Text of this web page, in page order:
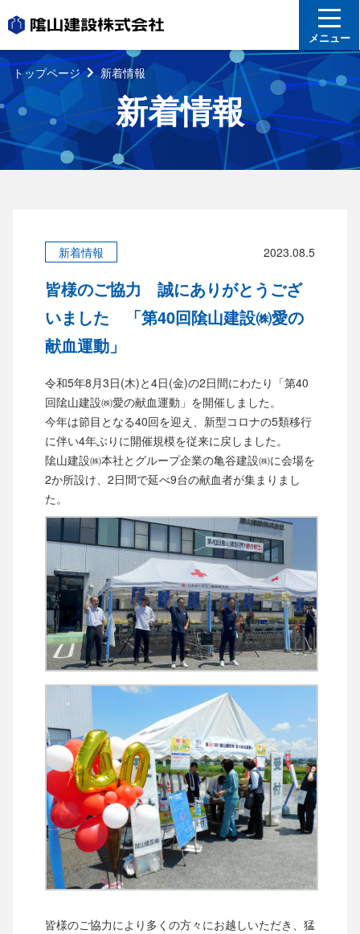
メニュー
トップページ 新着情報
新着情報
新着情報 2023.08.5
皆様のご協力 誠にありがとうござ
いました 「第40回隂山建設㈱愛の
献血運動」
令和5年8月3日(木)と4日(金)の2日間にわたり「第40
回隂山建設㈱愛の献血運動」を開催しました。
今年は節目となる40回を迎え、新型コロナの5類移行
に伴い4年ぶりに開催規模を従来に戻しました。
隂山建設㈱本社とグループ企業の亀谷建設㈱に会場を
2か所設け、2日間で延べ9台の献血者が集まりまし
た。
皆様のご協力により多くの方々にお越しいただき、猛